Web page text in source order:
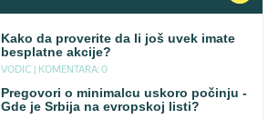
Kako da proverite da li još uvek imate
besplatne akcije?
VODIC | KOMENTARA: 0
Pregovori o minimalcu uskoro počinju -
Gde je Srbija na evropskoj listi?